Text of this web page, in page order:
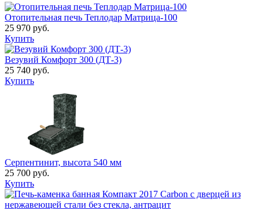
Отопительная печь Теплодар Матрица-100
25 970 руб.
Купить
Везувий Комфорт 300 (ДТ-3)
25 740 руб.
Купить
Серпентинит, высота 540 мм
25 700 руб.
Купить